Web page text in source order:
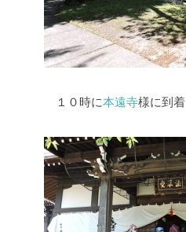
１０時に本遠寺様に到着